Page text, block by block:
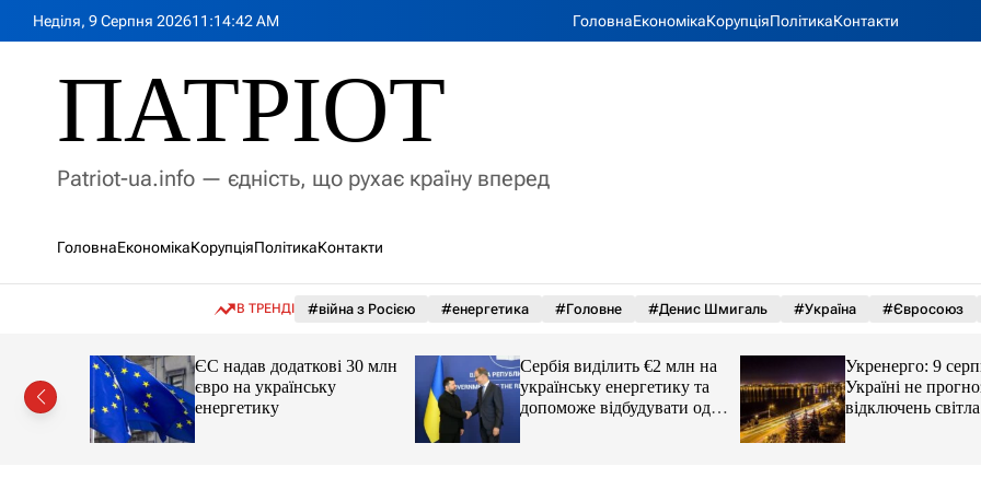
Неділя, 9 Серпня 202611 :14:44 AM ГоловнаЕкономікаКорупціяПолітикаКонтакти
ПАТРІОТ
Patriot-ua.info — єдність, що рухає країну вперед
ГоловнаЕкономікаКорупціяПолітикаКонтакти
В ТРЕНДІ #війна з Росією #енергетика #Головне #Денис Шмигаль #Україна #Євросоюз
та
ЄС надав додаткові 30 млн
євро на українську
енергетику
Сербія виділить €2 млн на
українську енергетику та
допоможе відбудувати одне
Укренерго: 9
Україні не
відключень світла